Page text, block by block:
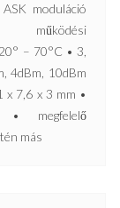
moduláció
– 70°C • 3,
4dBm, 10dBm
x 7,6 x 3 mm •
• megfelelő
más